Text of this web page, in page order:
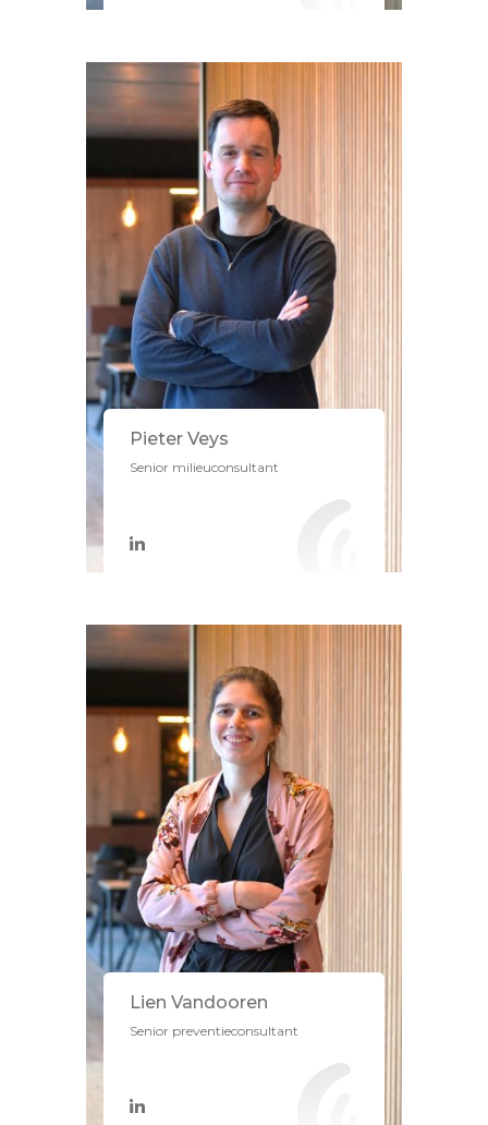
Pieter Veys
Senior milieuconsultant
Lien Vandooren
Senior preventieconsultant